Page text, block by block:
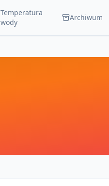
Temperatura
wody
Archiwum